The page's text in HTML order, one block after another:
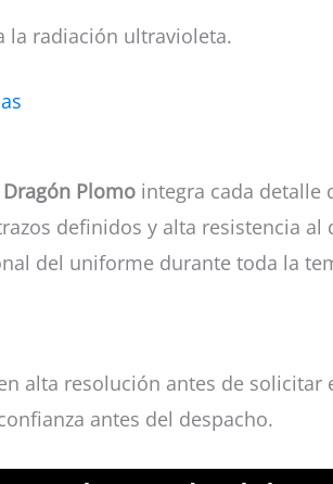
la radiación ultravioleta.
Plomo integra cada detalle
definidos y alta resistencia al
del uniforme durante toda la
alta resolución antes de solicitar
antes del despacho.